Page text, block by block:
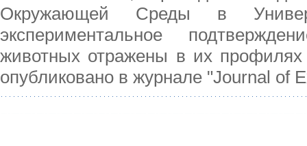
Окружающей Среды в
экспериментальное
животных отражены в их профилях
опубликовано в журнале "Journal of